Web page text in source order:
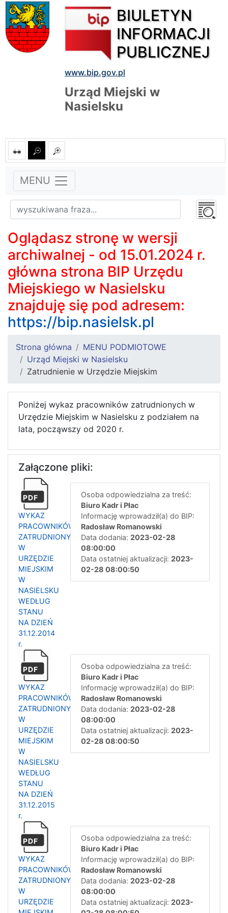
BIULETYN
INFORMACJI
PUBLICZNEJ
www.bip.gov.pl
Urząd Miejski w
Nasielsku
MENU
Oglądasz stronę w wersji
archiwalnej - od 15.01.2024 r.
główna strona BIP Urzędu
Miejskiego w Nasielsku
znajduję się pod adresem:
https://bip.nasielsk.pl
Strona główna
MENU PODMIOTOWE
Urząd Miejski w Nasielsku
Zatrudnienie w Urzędzie Miejskim
Poniżej wykaz pracowników zatrudnionych w
Urzędzie Miejskim w Nasielsku z podziałem na
lata, począwszy od 2020 r.
Załączone pliki:
PDF
WYKAZ
PRACOWNIKÓW
ZATRUDNIONYCH
W
URZĘDZIE
MIEJSKIM
W
NASIELSKU
WEDŁUG
STANU
NA DZIEŃ
31.12.2014
r.
Osoba odpowiedzialna za treść:
Biuro Kadr i Płac
Informację wprowadził(a) do BIP:
Radosław Romanowski
Data dodania: 2023-02-28
08:00:00
Data ostatniej aktualizacji: 2023-
02-28 08:00:50
PDF
WYKAZ
PRACOWNIKÓW
ZATRUDNIONYCH
W
URZĘDZIE
MIEJSKIM
W
NASIELSKU
WEDŁUG
STANU
NA DZIEŃ
31.12.2015
r.
Osoba odpowiedzialna za treść:
Biuro Kadr i Płac
Informację wprowadził(a) do BIP:
Radosław Romanowski
Data dodania: 2023-02-28
08:00:00
Data ostatniej aktualizacji: 2023-
02-28 08:00:50
PDF
WYKAZ
PRACOWNIKÓW
ZATRUDNIONYCH
W
URZĘDZIE
Osoba odpowiedzialna za treść:
Biuro Kadr i Płac
Informację wprowadził(a) do BIP:
Radosław Romanowski
Data dodania: 2023-02-28
08:00:00
Data ostatniej aktualizacji: 2023-